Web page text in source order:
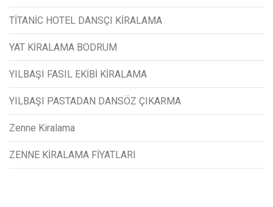
TİTANİC HOTEL DANSÇI KİRALAMA
YAT KİRALAMA BODRUM
YILBAŞI FASIL EKİBİ KİRALAMA
YILBAŞI PASTADAN DANSÖZ ÇIKARMA
Zenne Kiralama
ZENNE KİRALAMA FİYATLARI